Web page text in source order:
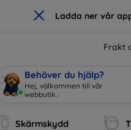
× Ladda ner vår
Frakt
Behöver du hjälp?
Hej, välkommen till v|
Skärmskydd